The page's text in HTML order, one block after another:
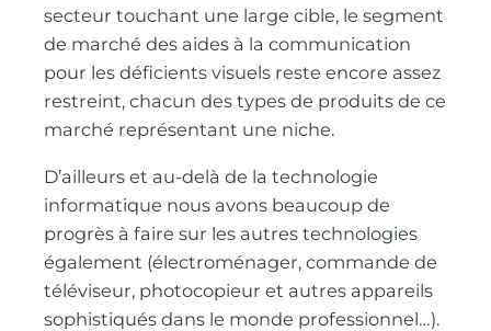
secteur touchant une large cible, le segment
de marché des aides à la communication
pour les déficients visuels reste encore assez
restreint, chacun des types de produits de ce
marché représentant une niche.
D’ailleurs et au-delà de la technologie
informatique nous avons beaucoup de
progrès à faire sur les autres technologies
également (électroménager, commande de
téléviseur, photocopieur et autres appareils
sophistiqués dans le monde professionnel…).